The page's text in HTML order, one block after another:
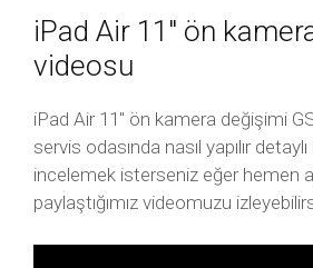
iPad Air 11″ ön
videosu
iPad Air 11″ ön kamera değişimi
servis odasında nasıl yapılır
incelemek isterseniz eğer hemen
paylaştığımız videomuzu